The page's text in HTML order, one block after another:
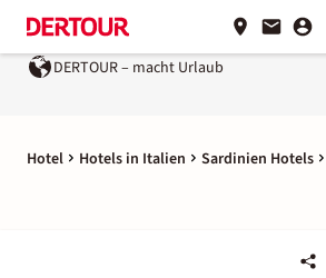
DERTOUR – macht Urlaub
Hotel Hotels in Italien Sardinien Hotels